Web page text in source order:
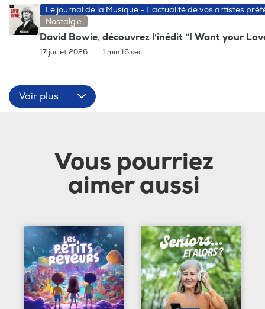
Le journal de la Musique - L'actualité de vos artistes
Nostalgie
David Bowie, découvrez l'inédit "I Want your
17 juillet 2026 1 min 16 sec
Voir plus
Vous pourriez
aimer aussi